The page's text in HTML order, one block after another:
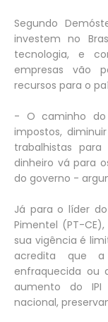
Segundo
investem no
tecnologia, e
empresas vão
recursos para o
- O caminho do
impostos,
trabalhistas
dinheiro vá para
do governo -
Já para o líder
Pimentel (PT-
sua vigência é
acredita que a
enfraquecida ou
aumento do
nacional,